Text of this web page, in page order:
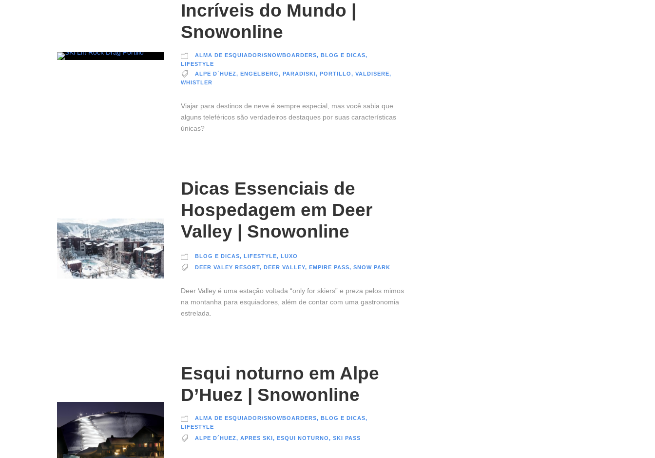
Incríveis do Mundo |
Snowonline
ALMA DE ESQUIADOR/SNOWBOARDERS, BLOG E DICAS,
LIFESTYLE
ALPE D´HUEZ, ENGELBERG, PARADISKI, PORTILLO, VALDISERE,
WHISTLER
Viajar para destinos de neve é sempre especial, mas você sabia que
alguns teleféricos são verdadeiros destaques por suas características
únicas?
Dicas Essenciais de
Hospedagem em Deer
Valley | Snowonline
BLOG E DICAS, LIFESTYLE, LUXO
DEER VALEY RESORT, DEER VALLEY, EMPIRE PASS, SNOW PARK
Deer Valley é uma estação voltada “only for skiers” e preza pelos mimos
na montanha para esquiadores, além de contar com uma gastronomia
estrelada.
Esqui noturno em Alpe
D’Huez | Snowonline
ALMA DE ESQUIADOR/SNOWBOARDERS, BLOG E DICAS,
LIFESTYLE
ALPE D´HUEZ, APRES SKI, ESQUI NOTURNO, SKI PASS